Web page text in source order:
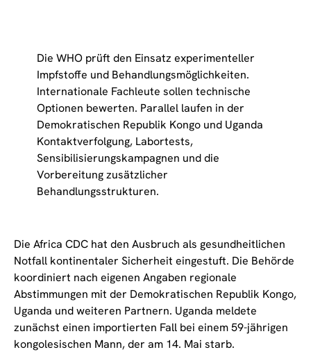
Die WHO prüft den Einsatz experimenteller
Impfstoffe und Behandlungsmöglichkeiten.
Internationale Fachleute sollen technische
Optionen bewerten. Parallel laufen in der
Demokratischen Republik Kongo und Uganda
Kontaktverfolgung, Labortests,
Sensibilisierungskampagnen und die
Vorbereitung zusätzlicher
Behandlungsstrukturen.
Die Africa CDC hat den Ausbruch als gesundheitlichen
Notfall kontinentaler Sicherheit eingestuft. Die Behörde
koordiniert nach eigenen Angaben regionale
Abstimmungen mit der Demokratischen Republik Kongo,
Uganda und weiteren Partnern. Uganda meldete
zunächst einen importierten Fall bei einem 59-jährigen
kongolesischen Mann, der am 14. Mai starb.